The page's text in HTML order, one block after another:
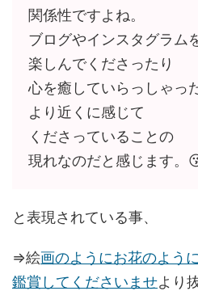
関係性ですよね。
ブログやインスタグラム
楽しんでくださったり
心を癒していらっしゃっ
より近くに感じて
くださっていることの
現れなのだと感じます。
と表現されている事、
⇒絵画のようにお花のよう
鑑賞してくださいませより